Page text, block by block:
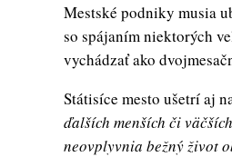
Mestské podniky musia
so spájaním niektorých
vychádzať ako
Státisíce mesto ušetrí aj
ďalších menších či
neovplyvnia bežný život